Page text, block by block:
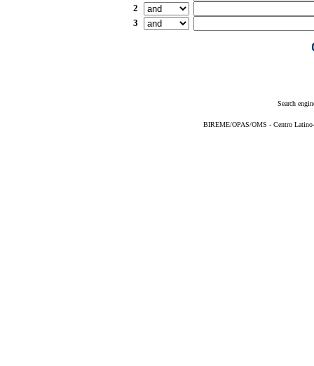
2
3
Search
BIREME/OPAS/OMS - Centro Latino-